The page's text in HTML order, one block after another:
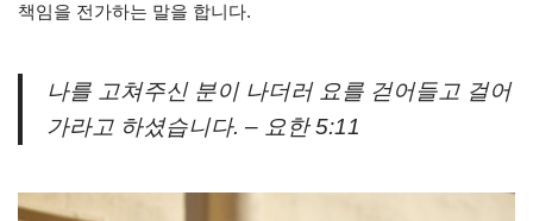
책임을 전가하는 말을 합니다.
나를 고쳐주신 분이 나더러 요를 걷어들고 걸어
가라고 하셨습니다. – 요한 5:11